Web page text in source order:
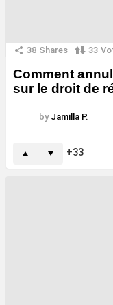
38 Shares 33
Comment
sur le droit de
by Jamilla P.
33